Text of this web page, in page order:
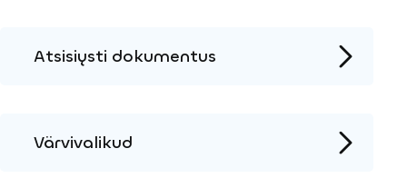
Atsisiųsti dokumentus
Värvivalikud